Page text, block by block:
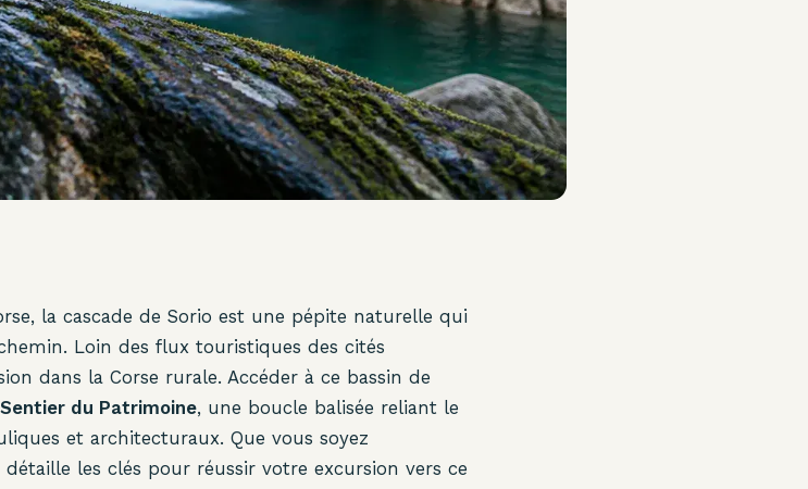
la cascade de Sorio est une pépite naturelle qui
Loin des flux touristiques des cités
dans la Corse rurale. Accéder à ce bassin de
Sentier du Patrimoine, une boucle balisée reliant le
et architecturaux. Que vous soyez
les clés pour réussir votre excursion vers ce